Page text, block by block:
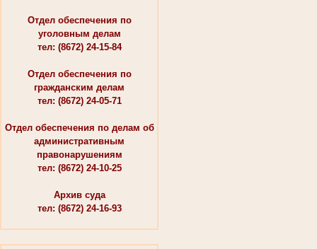
Отдел обеспечения по
уголовным делам
тел: (8672) 24-15-84
Отдел обеспечения по
гражданским делам
тел: (8672) 24-05-71
Отдел обеспечения по делам об
административным
правонарушениям
тел: (8672) 24-10-25
Архив суда
тел: (8672) 24-16-93